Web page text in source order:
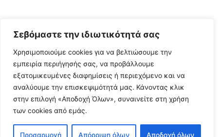
Σεβόμαστε την ιδιωτικότητά σας
Χρησιμοποιούμε cookies για να βελτιώσουμε την
εμπειρία περιήγησής σας, να προβάλλουμε
εξατομικευμένες διαφημίσεις ή περιεχόμενο και να
αναλύουμε την επισκεψιμότητά μας. Κάνοντας κλικ
στην επιλογή «Αποδοχή Όλων», συναινείτε στη χρήση
των cookies από εμάς.
Προσαρμογή Απόρριψη όλων Αποδοχή όλων